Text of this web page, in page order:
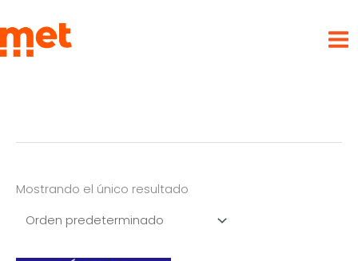
al
contenido
Mostrando el único resultado